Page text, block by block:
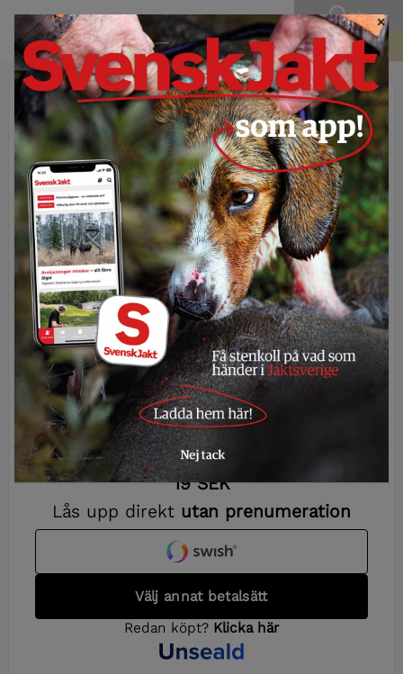
SÖK
BLI MEDLEM
Publicerad 30 november 2023 - 05:19
Bernts betraktelser: I natt
jag drömde…
×